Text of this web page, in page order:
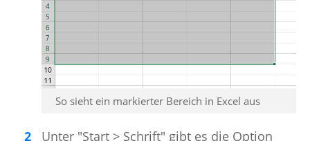
So sieht ein markierter Bereich in Excel aus
Unter "Start > Schrift" gibt es die Option